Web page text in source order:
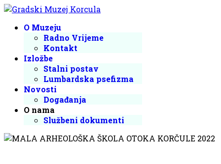
O Muzeju
Radno Vrijeme
Kontakt
Izložbe
Stalni postav
Lumbardska psefizma
Novosti
Događanja
O nama
Službeni dokumenti